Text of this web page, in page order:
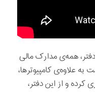
همه‌ی مدارک مالی
علاوه‌ی کامپیوترها،
و از این دفتر،